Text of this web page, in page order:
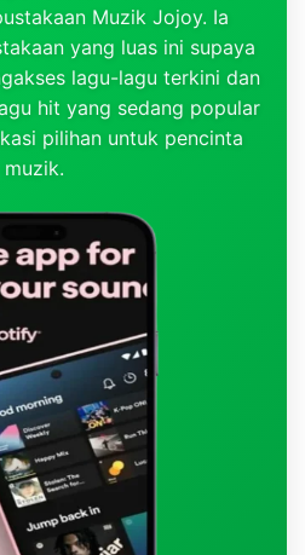
Muzik Jojoy. Ia
yang luas ini supaya
lagu-lagu terkini dan
hit yang sedang popular
pilihan untuk pencinta
muzik.